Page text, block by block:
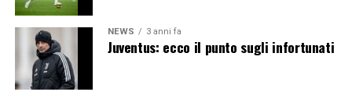
NEWS 3 anni fa
Juventus: ecco il punto sugli infortunati